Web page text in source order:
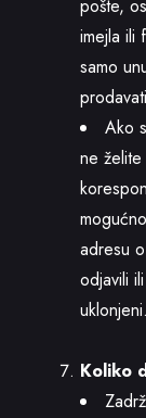
pošte,
imejla ili
samo
Ako
ne želite
adresu
odjavili
uklonjeni.
Koliko